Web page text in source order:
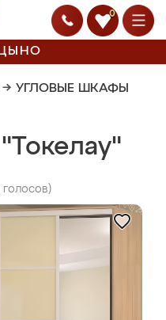
0
→ УГЛОВЫЕ ШКАФЫ
голосов)